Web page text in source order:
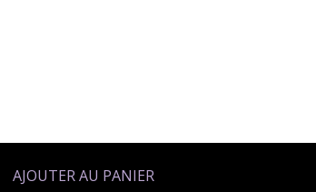
AJOUTER AU PANIER